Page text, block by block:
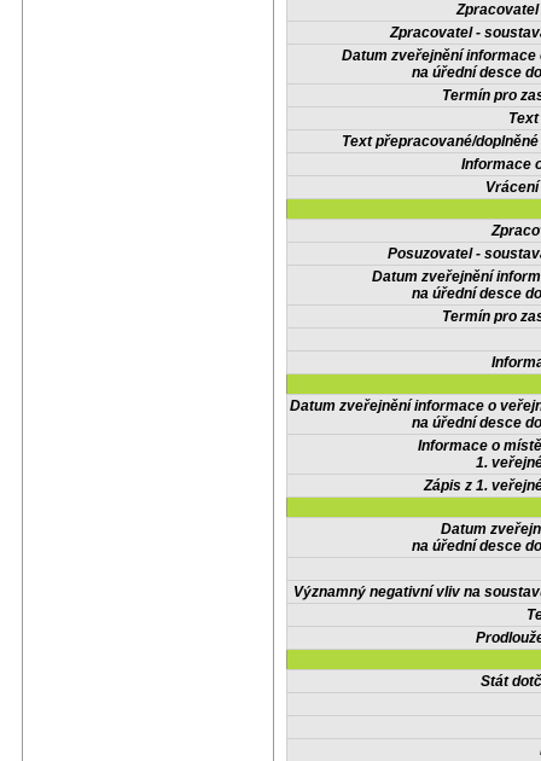
Zpracovatel -
Datum zveřejnění informace
na úřední desce
Termín pro
Text přepracované/
Informace
Posuzovatel -
Datum zveřejnění
na úřední desce
Termín pro
Datum zveřejnění informace o
na úřední desce
Informace o
1.
Zápis z 1.
Datum
na úřední desce
Významný negativní vliv na
Stát